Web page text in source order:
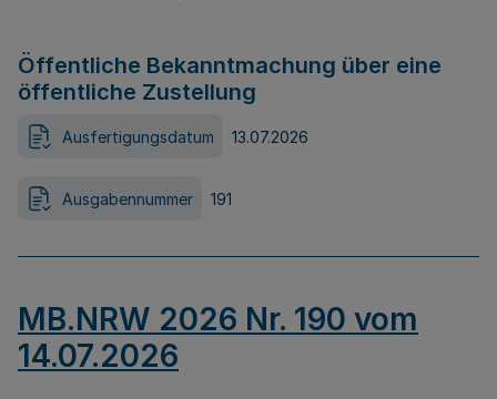
Öffentliche Bekanntmachung über eine
öffentliche Zustellung
Ausfertigungsdatum 13.07.2026
Ausgabennummer 191
MB.NRW 2026 Nr. 190 vom
14.07.2026